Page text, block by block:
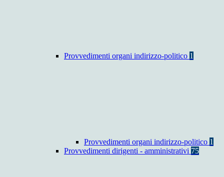
Provvedimenti organi indirizzo-politico 1
Provvedimenti organi indirizzo-politico 1
Provvedimenti dirigenti - amministrativi 75